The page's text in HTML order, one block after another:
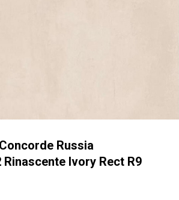
Russia
Rinascente Ivory Rect R9